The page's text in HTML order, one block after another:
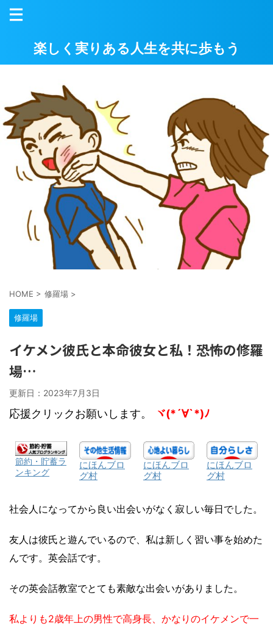
楽しく実りある人生を共に歩もう
HOME > 修羅場 >
修羅場
イケメン彼氏と本命彼女と私！恐怖の修羅
場…
更新日： 2023年7月3日
応援クリックお願いします。 ヾ(*´∀`*)ﾉ
節約・貯蓄ラ
ンキング
にほんブロ
グ村
にほんブロ
グ村
にほんブロ
グ村
社会人になってから良い出会いがなく寂しい毎日でした。
友人は彼氏と遊んでいるので、私は新しく習い事を始めた
んです。英会話です。
その英会話教室でとても素敵な出会いがありました。
私よりも2歳年上の男性で高身長、かなりのイケメンで一